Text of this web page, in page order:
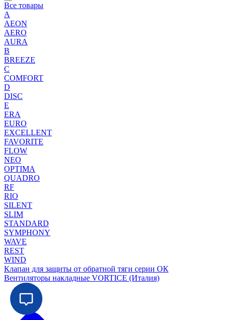
Все товары
A
AEON
AERO
AURA
B
BREEZE
C
COMFORT
D
DISC
E
ERA
EURO
EXCELLENT
FAVORITE
FLOW
NEO
OPTIMA
QUADRO
RF
RIO
SILENT
SLIM
STANDARD
SYMPHONY
WAVE
REST
WIND
Клапан для защиты от обратной тяги серии ОК
Вентиляторы накладные VORTICE (Италия)